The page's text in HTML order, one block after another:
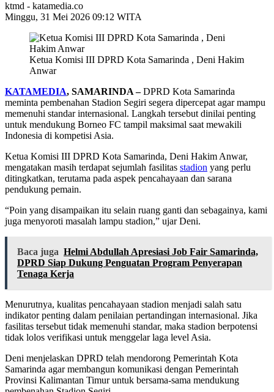
ktmd - katamedia.co
Minggu, 31 Mei 2026 09:12 WITA
Ketua Komisi III DPRD Kota Samarinda , Deni Hakim
Anwar
KATAMEDIA, SAMARINDA –DPRD Kota Samarinda
meminta pembenahan Stadion Segiri segera dipercepat agar mampu
memenuhi standar internasional. Langkah tersebut dinilai penting
untuk mendukung Borneo FC tampil maksimal saat mewakili
Indonesia di kompetisi Asia.
Ketua Komisi III DPRD Kota Samarinda, Deni Hakim Anwar,
mengatakan masih terdapat sejumlah fasilitas stadion yang perlu
ditingkatkan, terutama pada aspek pencahayaan dan sarana
pendukung pemain.
“Poin yang disampaikan itu selain ruang ganti dan sebagainya, kami
juga menyoroti masalah lampu stadion,” ujar Deni.
Baca juga Helmi Abdullah Apresiasi Job Fair Samarinda,
DPRD Siap Dukung Penguatan Program Penyerapan
Tenaga Kerja
Menurutnya, kualitas pencahayaan stadion menjadi salah satu
indikator penting dalam penilaian pertandingan internasional. Jika
fasilitas tersebut tidak memenuhi standar, maka stadion berpotensi
tidak lolos verifikasi untuk menggelar laga level Asia.
Deni menjelaskan DPRD telah mendorong Pemerintah Kota
Samarinda agar membangun komunikasi dengan Pemerintah
Provinsi Kalimantan Timur untuk bersama-sama mendukung